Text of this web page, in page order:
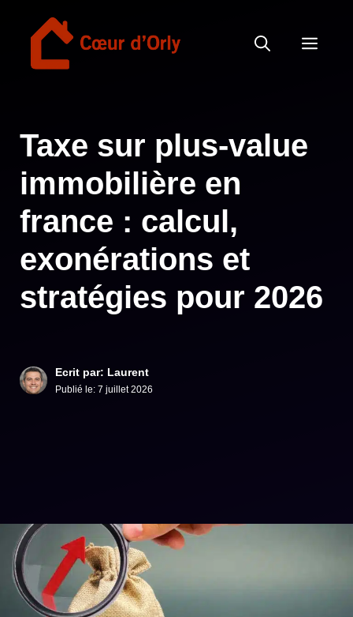
contenu
Taxe sur plus-value
immobilière en
france : calcul,
exonérations et
stratégies pour 2026
Ecrit par: Laurent
Publié le: 7 juillet 2026